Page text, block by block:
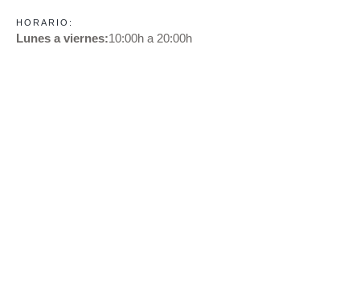
HORARIO:
Lunes a viernes:10:00h a 20:00h